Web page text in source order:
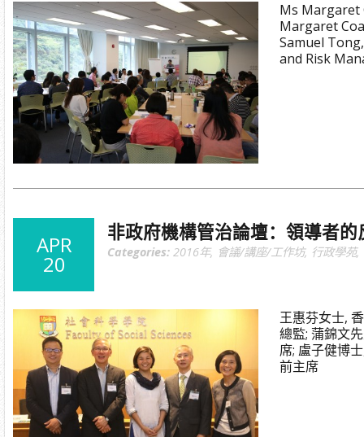
Ms Margaret
Margaret
Samuel
and Risk
APR
20
非政府機構管治論壇：領導者的
Categories: 2016年, 會議/講座/工作坊, 行政學苑,
王惠芬女士,
總監; 蒲錦文
席; 盧子健博
前主席